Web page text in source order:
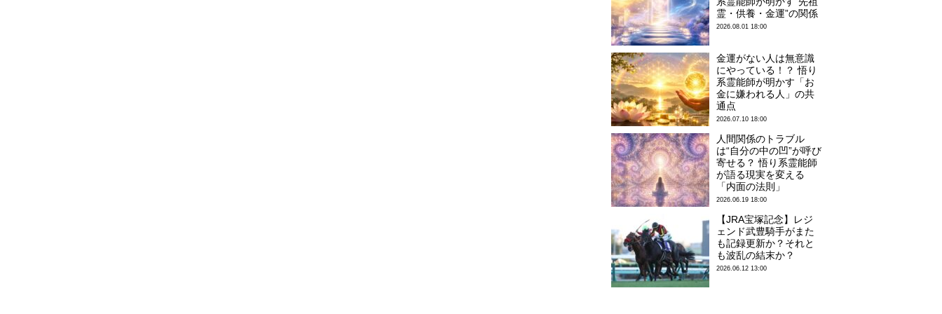
霊・供養・金運”の関係
2026.08.01 18:00
金運がない人は無意識
にやっている！？ 悟り
系霊能師が明かす「お
金に嫌われる人」の共
通点
2026.07.10 18:00
人間関係のトラブル
は“自分の中の凹”が呼び
寄せる？ 悟り系霊能師
が語る現実を変える
「内面の法則」
2026.06.19 18:00
【JRA宝塚記念】レジ
ェンド武豊騎手がまた
も記録更新か？それと
も波乱の結末か？
2026.06.12 13:00